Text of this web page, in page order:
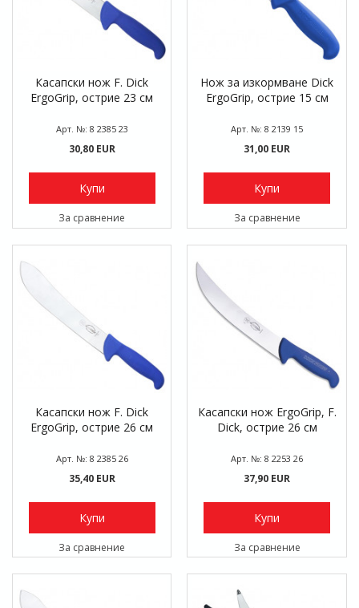
Касапски нож F. Dick
ErgoGrip, острие 23 см
Арт. №: 8 2385 23
30,80 EUR
Купи
За сравнение
Нож за изкормване Dick
ErgoGrip, острие 15 см
Арт. №: 8 2139 15
31,00 EUR
Купи
За сравнение
Касапски нож F. Dick
ErgoGrip, острие 26 см
Арт. №: 8 2385 26
35,40 EUR
Купи
За сравнение
Касапски нож ErgoGrip, F.
Dick, острие 26 см
Арт. №: 8 2253 26
37,90 EUR
Купи
За сравнение